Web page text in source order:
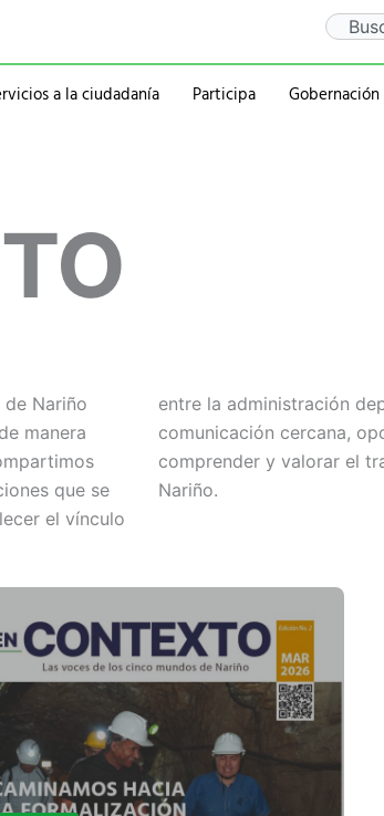
Search
a la ciudadanía Participa Gobernación
Mapa
Personajes
Nariño
manera
que se
el vínculo
una
conocer,
de
Nariño.